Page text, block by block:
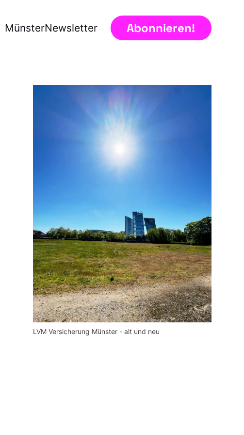
MünsterNewsletter Abonnieren!
LVM Versicherung Münster - alt und neu